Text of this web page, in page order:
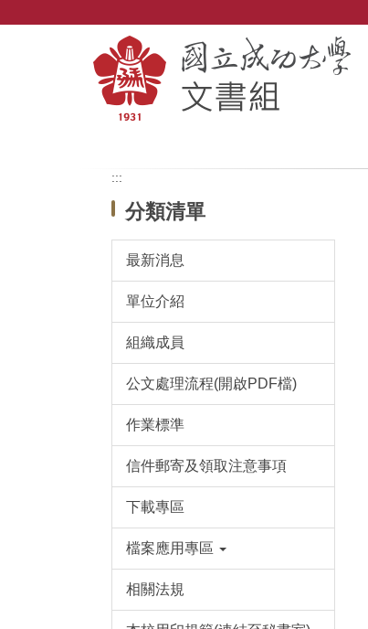
:::
分類清單
最新消息
單位介紹
組織成員
公文處理流程(開啟PDF檔)
作業標準
信件郵寄及領取注意事項
下載專區
檔案應用專區
相關法規